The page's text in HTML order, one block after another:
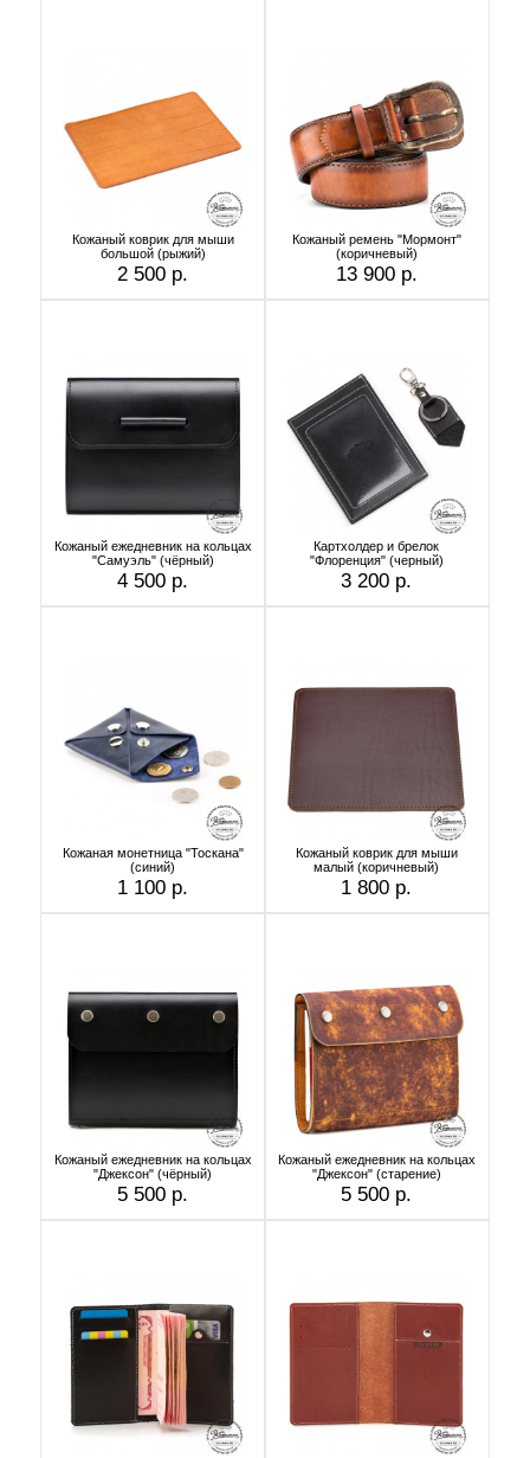
Кожаный коврик для мыши
большой (рыжий)
2 500 р.
Кожаный ремень "Мормонт"
(коричневый)
13 900 р.
Кожаный ежедневник на кольцах
"Самуэль" (чёрный)
4 500 р.
Картхолдер и брелок
"Флоренция" (черный)
3 200 р.
Кожаная монетница "Тоскана"
(синий)
1 100 р.
Кожаный коврик для мыши
малый (коричневый)
1 800 р.
Кожаный ежедневник на кольцах
"Джексон" (чёрный)
5 500 р.
Кожаный ежедневник на кольцах
"Джексон" (старение)
5 500 р.